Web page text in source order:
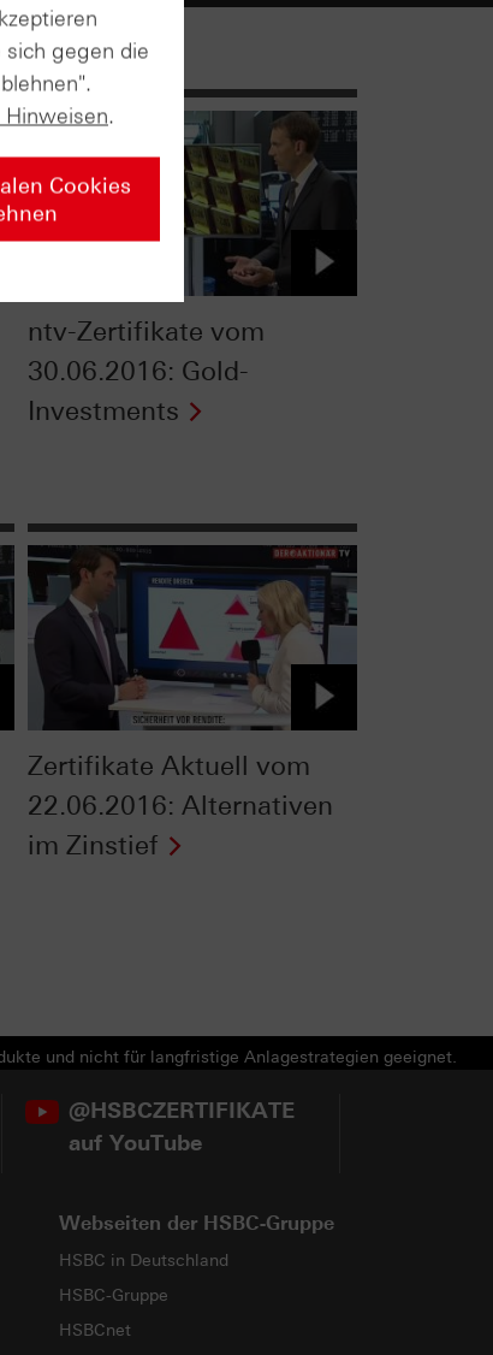
ntv-Zertifikate vom
30.06.2016: Gold-
Investments
Zertifikate Aktuell vom
22.06.2016: Alternativen
im Zinstief
und nicht für langfristige Anlagestrategien geeignet.
@HSBCZERTIFIKATE
auf YouTube
Webseiten der HSBC-Gruppe
HSBC in Deutschland
HSBC-Gruppe
HSBCnet
sich gegen die
Hinweisen.
Cookies